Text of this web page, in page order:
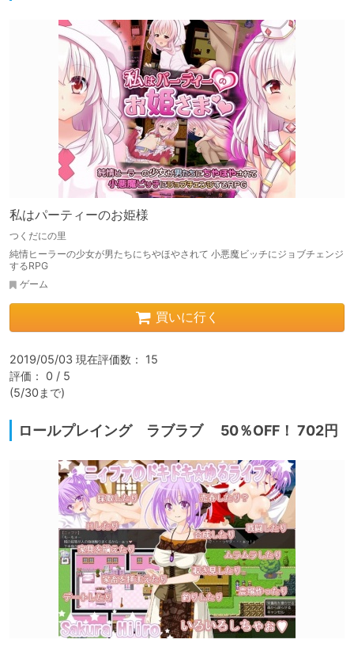
私はパーティーのお姫様
つくだにの里
純情ヒーラーの少女が男たちにちやほやされて 小悪魔ビッチにジョブチェンジ
するRPG
ゲーム
買いに行く
2019/05/03 現在評価数： 15
評価： 0 / 5
(5/30まで)
ロールプレイング ラブラブ 50％OFF！ 702円